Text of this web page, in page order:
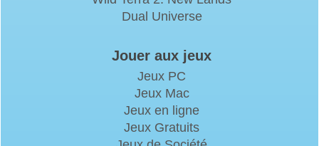
Dual Universe
Jouer aux jeux
Jeux PC
Jeux Mac
Jeux en ligne
Jeux Gratuits